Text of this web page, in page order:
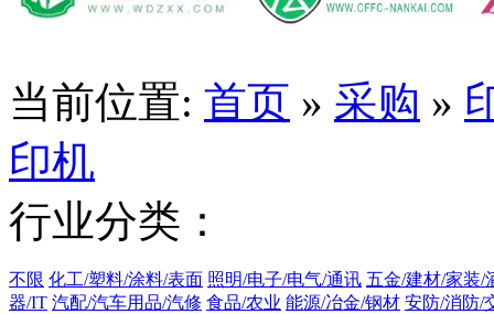
当前位置: 首页 » 采购 »
印机
行业分类：
不限 化工/塑料/涂料/表面 照明/电子/电气/通讯 五金/建材/家装/
器/IT 汽配/汽车用品/汽修 食品/农业 能源/冶金/钢材 安防/消防/